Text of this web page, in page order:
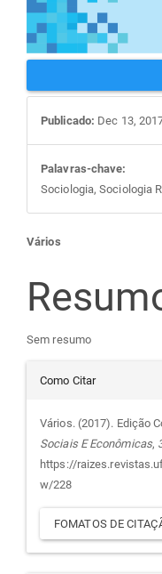
Publicado: Dec 13,
Palavras-chave:
Sociologia, Sociologia
do
artigo
principal
Vários
Sem resumo
Detalhes
do
artigo
Como Citar
Vários. (2017). Edição
Sociais E Econômicas,
https://
w/228
FOMATOS DE